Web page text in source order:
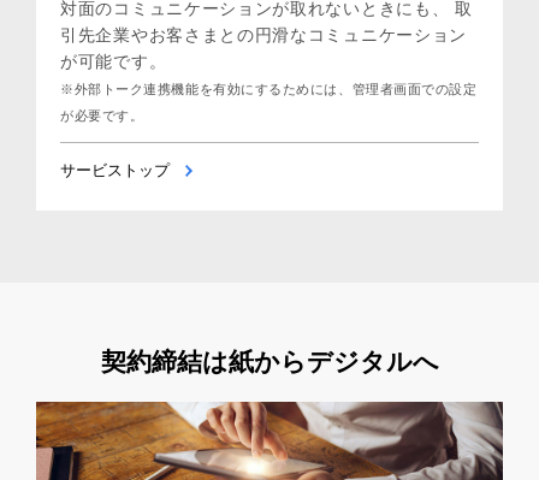
対面のコミュニケーションが取れないときにも、 取
引先企業やお客さまとの円滑なコミュニケーション
が可能です。
※外部トーク連携機能を有効にするためには、管理者画面での設定
が必要です。
サービストップ
契約締結は紙からデジタルへ